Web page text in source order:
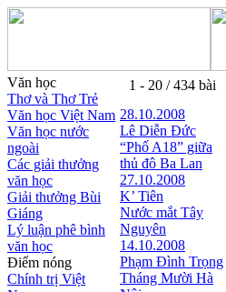
Văn học
Thơ và Thơ Trẻ
Văn học Việt Nam
Văn học nước
ngoài
Các giải thưởng
văn học
Giải thưởng Bùi
Giáng
Lý luận phê bình
văn học
Điểm nóng
Chính trị Việt
1 - 20 / 434 bài
28.10.2008
Lê Diễn Đức
“Phố A18” giữa
thủ đô Ba Lan
27.10.2008
K’ Tiên
Nước mắt Tây
Nguyên
14.10.2008
Phạm Đình Trọng
Tháng Mười Hà